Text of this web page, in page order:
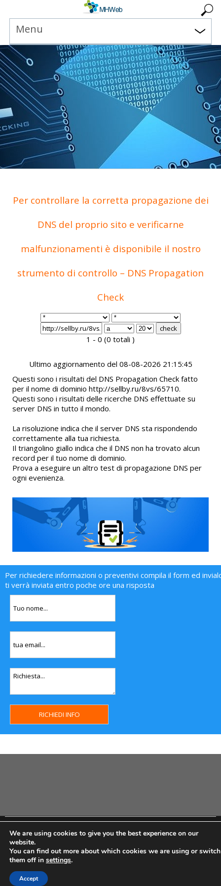
Menu
Per controllare la corretta propagazione dei
DNS del proprio sito e verificarne
malfunzionamenti è disponibile il nostro
strumento di controllo – DNS Propagation
Check
1 - 0 (0 totali )
Ultimo aggiornamento del 08-08-2026 21:15:45
Questi sono i risultati del DNS Propagation Check fatto
per il nome di dominio http://sellby.ru/8vs/65710.
Questi sono i risultati delle ricerche DNS effettuate su
server DNS in tutto il mondo.
La risoluzione indica che il server DNS sta rispondendo
correttamente alla tua richiesta.
Il triangolino giallo indica che il DNS non ha trovato alcun
record per il tuo nome di dominio.
Prova a eseguire un altro test di propagazione DNS per
ogni evenienza.
Per richiedere informazioni o preventivi compila il form ed
ti verrà inviata entro poche ore una risposta
Copyright MHWeb © 2018 - Privacy & GDPR - Cookie Policy -
We are using cookies to give you the best experience on our
website.
You can find out more about which cookies we are using or switch
them off in settings.
Accept